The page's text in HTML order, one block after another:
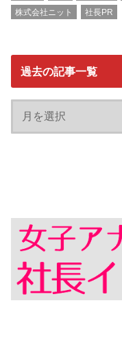
株式会社ニット
社長PR
過去の記事一覧